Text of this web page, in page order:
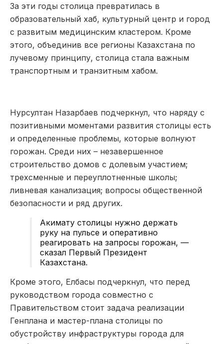
За эти годы столица превратилась в
образовательный хаб, культурный центр и город
с развитым медицинским кластером. Кроме
этого, объединив все регионы Казахстана по
лучевому принципу, столица стала важным
транспортным и транзитным хабом.
Нурсултан Назарбаев подчеркнул, что наряду с
позитивными моментами развития столицы есть
и определенные проблемы, которые волнуют
горожан. Среди них – незавершенное
строительство домов с долевым участием;
трехсменные и переуплотненные школы;
ливневая канализация; вопросы общественной
безопасности и ряд других.
Акимату столицы нужно держать
руку на пульсе и оперативно
реагировать на запросы горожан, —
сказал Первый Президент
Казахстана.
Кроме этого, Елбасы подчеркнул, что перед
руководством города совместно с
Правительством стоит задача реализации
Генплана и мастер-плана столицы по
обустройству инфраструктуры города для